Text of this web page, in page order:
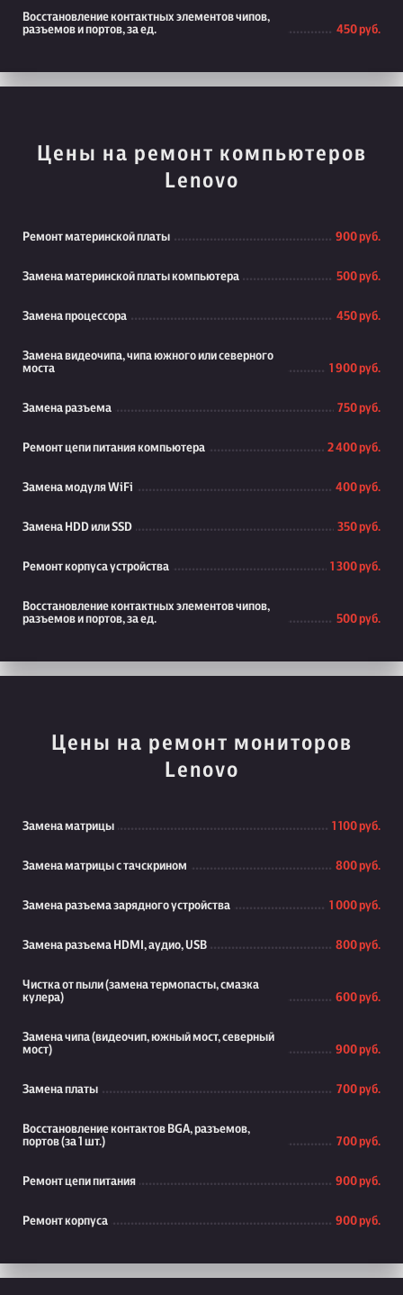
Восстановление контактных элементов чипов,
разъемов и портов, за ед.
450 руб.
Цены на ремонт компьютеров
Lenovo
Ремонт материнской платы 900 руб.
Замена материнской платы компьютера 500 руб.
Замена процессора 450 руб.
Замена видеочипа, чипа южного или северного
моста
1 900 руб.
Замена разъема 750 руб.
Ремонт цепи питания компьютера 2 400 руб.
Замена модуля WiFi 400 руб.
Замена HDD или SSD 350 руб.
Ремонт корпуса устройства 1 300 руб.
Восстановление контактных элементов чипов,
разъемов и портов, за ед.
500 руб.
Цены на ремонт мониторов
Lenovo
Замена матрицы 1 100 руб.
Замена матрицы с тачскрином 800 руб.
Замена разъема зарядного устройства 1 000 руб.
Замена разъема HDMI, аудио, USB 800 руб.
Чистка от пыли (замена термопасты, смазка
кулера)
600 руб.
Замена чипа (видеочип, южный мост, северный
мост)
900 руб.
Замена платы 700 руб.
Восстановление контактов BGA, разъемов,
портов (за 1 шт.)
700 руб.
Ремонт цепи питания 900 руб.
Ремонт корпуса 900 руб.